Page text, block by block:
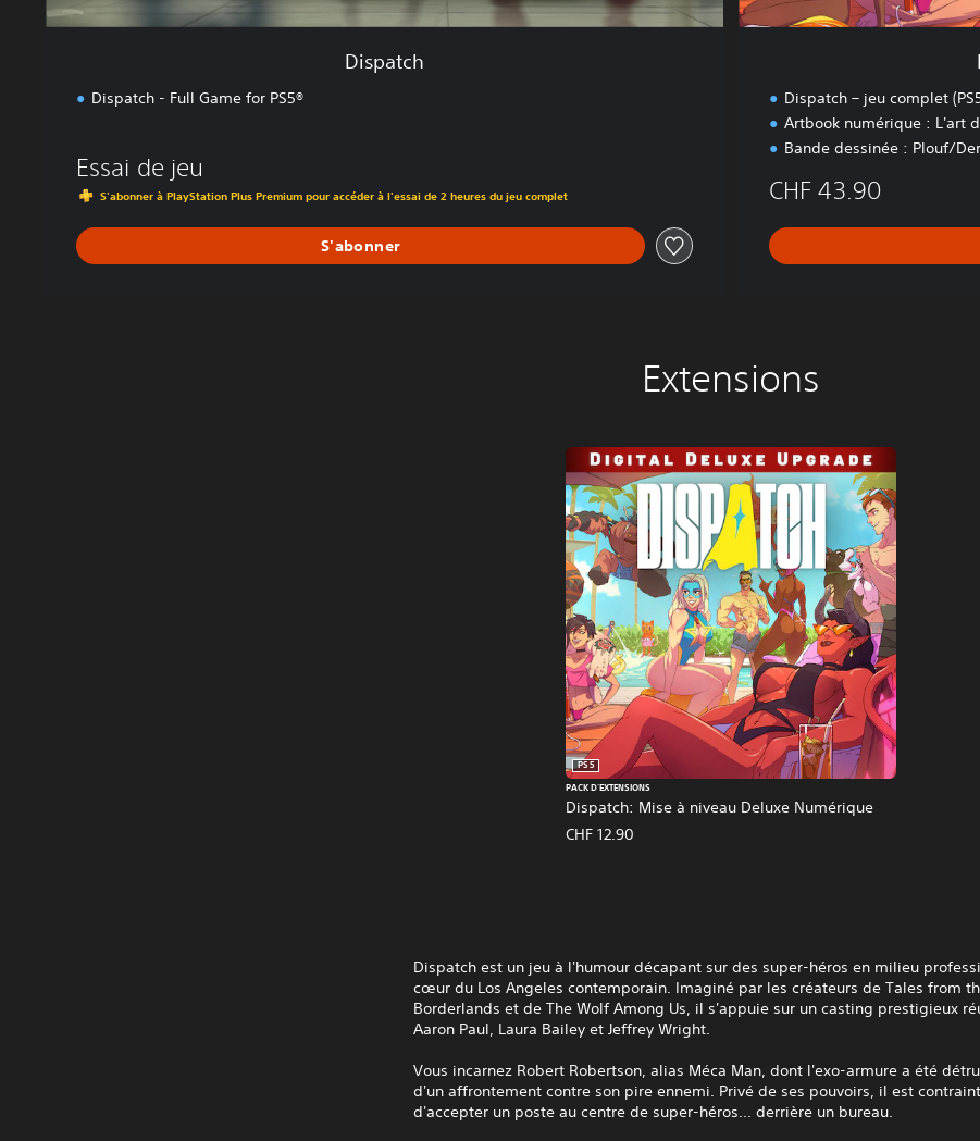
Dispatch
Dispatch - Full Game for PS5®
Essai de jeu
S'abonner à PlayStation Plus Premium pour accéder à l'essai de 2 heures du jeu complet
S'abonner
l
Dispatch – jeu complet
Artbook numérique : L'art
Bande dessinée : Plouf/
CHF 43.90
Extensions
Dispatch: Mise à niveau Deluxe Numérique
PS5
PACK D'EXTENSIONS
CHF 12.90
Dispatch est un jeu à l'humour décapant sur des super-héros en milieu
cœur du Los Angeles contemporain. Imaginé par les créateurs de Tales from
Borderlands et de The Wolf Among Us, il s'appuie sur un casting prestigieux
Aaron Paul, Laura Bailey et Jeffrey Wright.
Vous incarnez Robert Robertson, alias Méca Man, dont l'exo-armure a été
d'un affrontement contre son pire ennemi. Privé de ses pouvoirs, il est contraint
d'accepter un poste au centre de super-héros... derrière un bureau.